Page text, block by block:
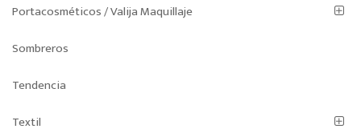
Portacosméticos / Valija Maquillaje
Sombreros
Tendencia
Textil